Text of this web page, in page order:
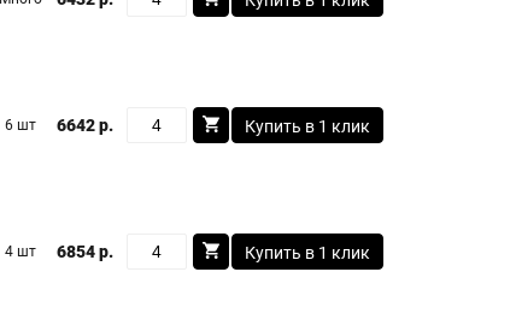
6 шт 6642 р. Купить в 1 клик
4 шт 6854 р. Купить в 1 клик